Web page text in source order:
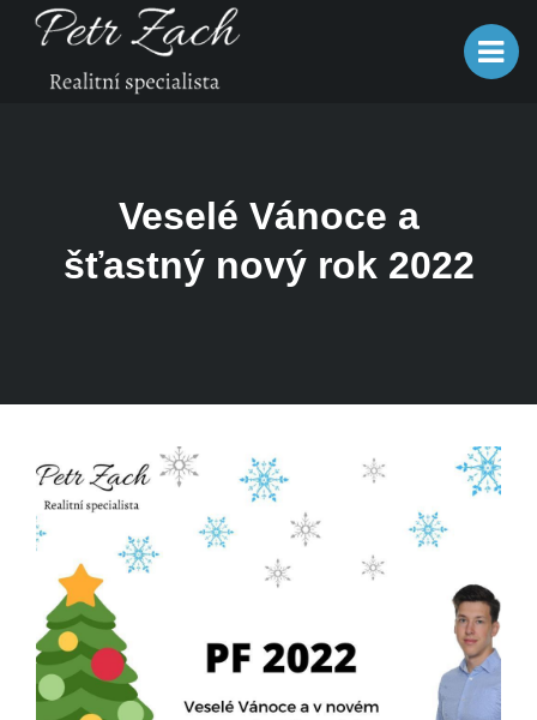
Veselé Vánoce a
šťastný nový rok 2022